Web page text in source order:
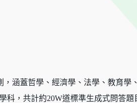
涵蓋哲學、經濟學、法學、教育學
科，共計約20W道標準生成式問答題